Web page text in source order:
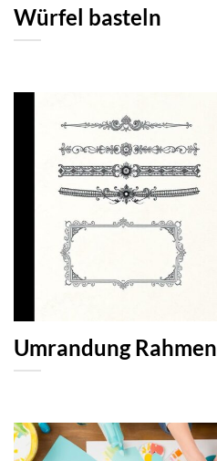
Würfel basteln
Umrandung Rahmen